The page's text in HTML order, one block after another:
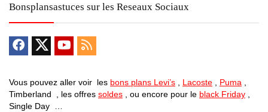
Bonsplansastuces sur les Reseaux Sociaux
Vous pouvez aller voir les bons plans Levi’s Lacoste Puma
Timberland , les offres soldes , ou encore pour le black Friday
Single Day …